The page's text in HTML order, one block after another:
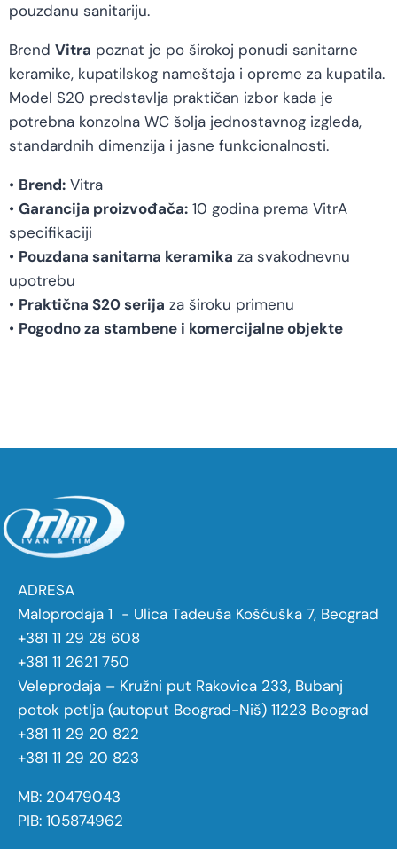
pouzdanu sanitariju.
Brend Vitra poznat je po širokoj ponudi sanitarne
keramike, kupatilskog nameštaja i opreme za kupatila.
Model S20 predstavlja praktičan izbor kada je
potrebna konzolna WC šolja jednostavnog izgleda,
standardnih dimenzija i jasne funkcionalnosti.
• Brend: Vitra
• Garancija proizvođača: 10 godina prema VitrA
specifikaciji
• Pouzdana sanitarna keramika za svakodnevnu
upotrebu
• Praktična S20 serija za široku primenu
• Pogodno za stambene i komercijalne objekte
ADRESA
Maloprodaja 1 - Ulica Tadeuša Košćuška 7, Beograd
+381 11 29 28 608
+381 11 2621 750
Veleprodaja – Kružni put Rakovica 233, Bubanj
potok petlja (autoput Beograd-Niš) 11223 Beograd
+381 11 29 20 822
+381 11 29 20 823
MB: 20479043
PIB: 105874962